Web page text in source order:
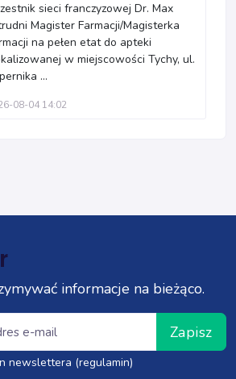
sieci franczyzowej Dr. Max
Magister Farmacji/Magisterka
na pełen etat do apteki
w miejscowości Tychy, ul.
...
08-04 14:02
informacje na bieżąco.
Zapisz
newslettera (regulamin)